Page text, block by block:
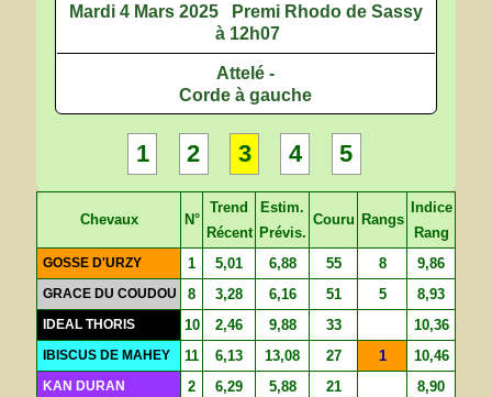
Mardi 4 Mars 2025
Premi Rhodo de Sassy
à 12h07
Attelé -
Corde à gauche
1 2 3 4 5
Chevaux N°
Trend
Récent
Estim.
Prévis.
Couru Rangs
Indice
Rang
GOSSE D'URZY 1 5,01 6,88 55 8 9,86
GRACE DU COUDOU 8 3,28 6,16 51 5 8,93
IDEAL THORIS 10 2,46 9,88 33 10,36
IBISCUS DE MAHEY 11 6,13 13,08 27 1 10,46
KAN DURAN 2 6,29 5,88 21 8,90